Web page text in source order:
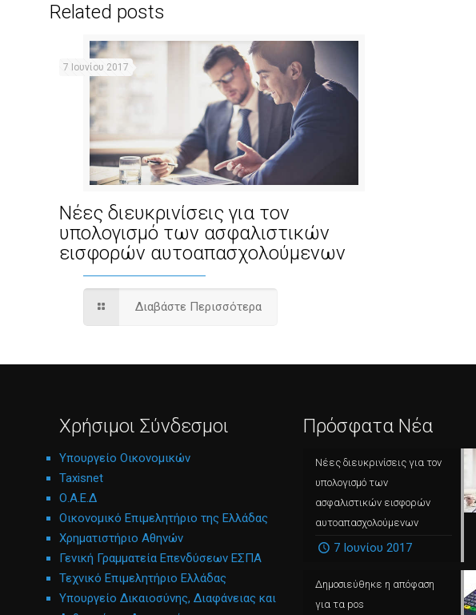
Related posts
7 Ιουνίου 2017
Νέες διευκρινίσεις για τον
υπολογισμό των ασφαλιστικών
εισφορών αυτοαπασχολούμενων
Διαβάστε Περισσότερα
Χρήσιμοι Σύνδεσμοι
Υπουργείο Οικονομικών
Taxisnet
Ο.Α.Ε.Δ
Οικονομικό Επιμελητήριο της Ελλάδας
Χρηματιστήριο Αθηνών
Γενική Γραμματεία Επενδύσεων ΕΣΠΑ
Τεχνικό Επιμελητήριο Ελλάδας
Υπουργείο Δικαιοσύνης, Διαφάνειας και
Πρόσφατα Νέα
Νέες διευκρινίσεις για τον
υπολογισμό των
ασφαλιστικών εισφορών
αυτοαπασχολούμενων
7 Ιουνίου 2017
Δημοσιεύθηκε η απόφαση
για τα pos